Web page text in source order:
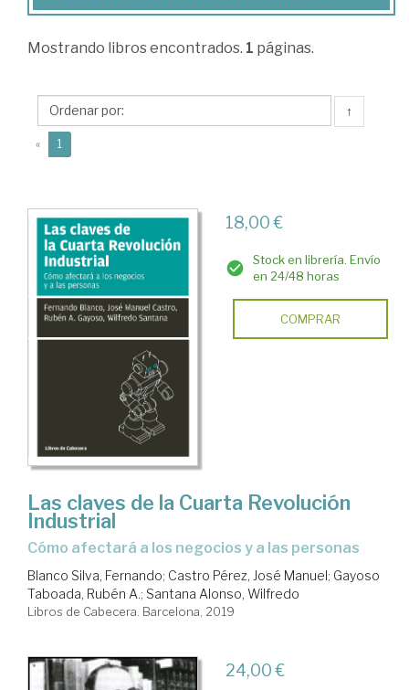
Castro
José
Manuel
Mostrando libros encontrados. 1 páginas.
↑
« 1
18,00 €
Stock en librería. Envío
en 24/48 horas
COMPRAR
Las claves de la Cuarta Revolución
Industrial
cómo afectará a los negocios y a las personas
Blanco Silva, Fernando; Castro Pérez, José Manuel; Gayoso
Taboada, Rubén A.; Santana Alonso, Wilfredo
Libros de Cabecera. Barcelona, 2019
24,00 €